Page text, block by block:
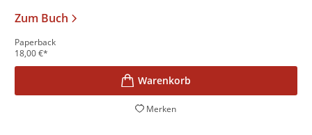
Zum Buch
Paperback
18,00€*
Merken